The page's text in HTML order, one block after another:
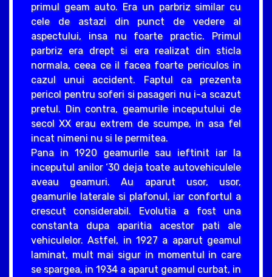
primul geam auto. Era un parbriz similar cu
cele de astazi din punct de vedere al
aspectului, insa nu foarte practic. Primul
parbriz era drept si era realizat din sticla
normala, ceea ce il facea foarte periculos in
cazul unui accident. Faptul ca prezenta
pericol pentru soferi si pasageri nu i-a scazut
pretul. Din contra, geamurile inceputului de
secol XX erau extrem de scumpe, in asa fel
incat nimeni nu si le permitea.
Pana in 1920 geamurile sau ieftinit iar la
inceputul anilor ‘30 deja toate autovehiculele
aveau geamuri. Au aparut usor, usor,
geamurile laterale si plafonul, iar confortul a
crescut considerabil. Evolutia a fost una
constanta dupa aparitia acestor pati ale
vehiculelor. Astfel, in 1927 a aparut geamul
laminat, mult mai sigur in momentul in care
se spargea, in 1934 a aparut geamul curbat, in